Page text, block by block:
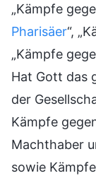
„Kämpfe
Pharisäer“,
„Kämpfe
Hat Gott das
der
Kämpfe
Machthaber
sowie